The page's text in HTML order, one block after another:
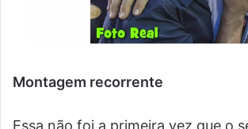
Montagem recorrente
Essa não foi a primeira vez que o